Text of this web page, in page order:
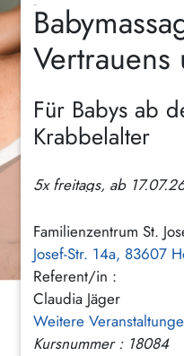
Für Babys ab
Krabbelalter
5x freitags, ab
Familienzentrum St.
Josef-Str. 14a, 83607
Referent/in :
Claudia Jäger
Weitere
Kursnummer : 18084